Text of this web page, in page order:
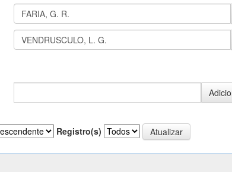
Registro(s)